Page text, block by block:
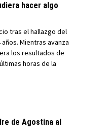
hacer algo
tras el hallazgo del
Mientras avanza
los resultados de
horas de la
de Agostina al